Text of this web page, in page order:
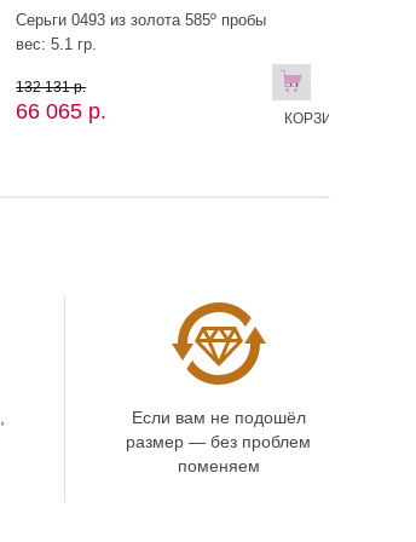
Серьги 0493 из золота 585º пробы
вес: 5.1 гр.
132 131 р.
66 065 р.
В
КОРЗИНУ
Если вам не подошёл
размер — без проблем
поменяем